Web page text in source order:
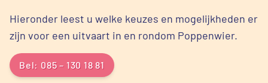
Hieronder leest u welke keuzes en mogelijkheden er
zijn voor een uitvaart in en rondom Poppenwier.
Bel: 085 – 130 18 81